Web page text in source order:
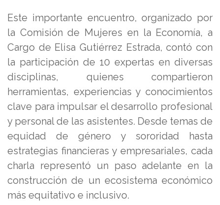
Este importante encuentro, organizado por
la Comisión de Mujeres en la Economía, a
Cargo de Elisa Gutiérrez Estrada, contó con
la participación de 10 expertas en diversas
disciplinas, quienes compartieron
herramientas, experiencias y conocimientos
clave para impulsar el desarrollo profesional
y personal de las asistentes. Desde temas de
equidad de género y sororidad hasta
estrategias financieras y empresariales, cada
charla representó un paso adelante en la
construcción de un ecosistema económico
más equitativo e inclusivo.